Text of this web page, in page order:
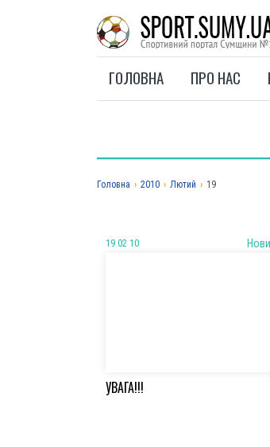
ГОЛОВНА ПРО НАС
Головна › 2010 › Лютий › 19
19 02 10
УВАГА!!!